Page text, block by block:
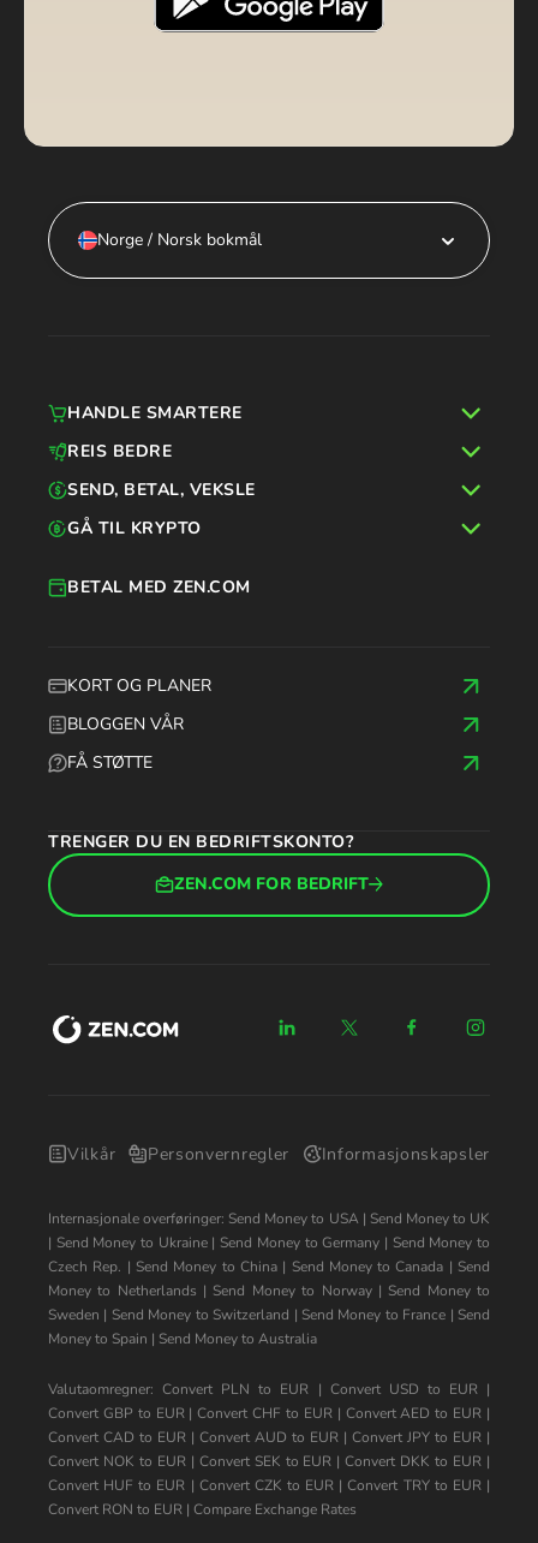
Norge / Norsk bokmål
KORT OG PLANER
BLOGGEN VÅR
FÅ STØTTE
BETAL MED ZEN.COM
TRENGER DU EN BEDRIFTSKONTO?
ZEN.COM FOR BEDRIFT
HANDLE SMARTERE
REIS BEDRE
SEND, BETAL, VEKSLE
GÅ TIL KRYPTO
Vilkår Personvernregler Informasjonskapsler
Internasjonale overføringer: Send Money to USA| Send Money to UK
| Send Money to Ukraine| Send Money to Germany | Send Money to
Czech Rep. | Send Money to China| Send Money to Canada | Send
Money to Netherlands | Send Money to Norway| Send Money to
Sweden | Send Money to Switzerland | Send Money to France | Send
Money to Spain | Send Money to Australia
Valutaomregner:Convert PLN to EUR | Convert USD to EUR|
Convert GBP to EUR|Convert CHF to EUR| Convert AED to EUR |
Convert CAD to EUR | Convert AUD to EUR | Convert JPY to EUR |
Convert NOK to EUR| Convert SEK to EUR |Convert DKK to EUR |
Convert HUF to EUR | Convert CZK to EUR |Convert TRY to EUR|
Convert RON to EUR | Compare Exchange Rates